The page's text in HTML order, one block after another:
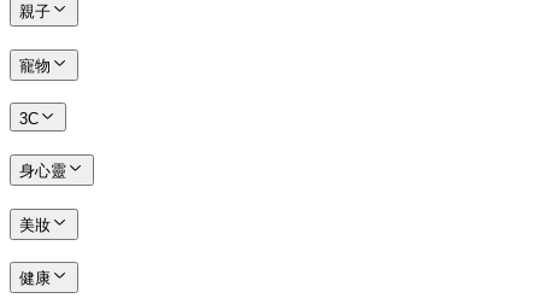
親子
寵物
3C
身心靈
美妝
健康